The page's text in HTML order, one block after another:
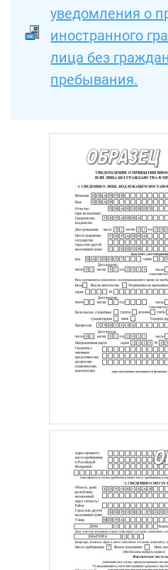
уведомления о
иностранного
лица без
пребывания.